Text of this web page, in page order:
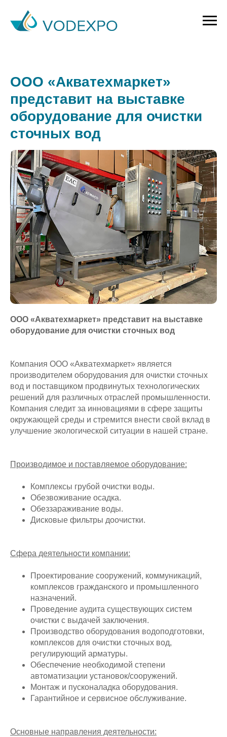
ООО «Акватехмаркет»
представит на выставке
оборудование для очистки
сточных вод
ООО «Акватехмаркет» представит на выставке
оборудование для очистки сточных вод
Компания ООО «Акватехмаркет» является
производителем оборудования для очистки сточных
вод и поставщиком продвинутых технологических
решений для различных отраслей промышленности.
Компания следит за инновациями в сфере защиты
окружающей среды и стремится внести свой вклад в
улучшение экологической ситуации в нашей стране.
Производимое и поставляемое оборудование:
Комплексы грубой очистки воды.
Обезвоживание осадка.
Обеззараживание воды.
Дисковые фильтры доочистки.
Сфера деятельности компании:
Проектирование сооружений, коммуникаций,
комплексов гражданского и промышленного
назначений.
Проведение аудита существующих систем
очистки с выдачей заключения.
Производство оборудования водоподготовки,
комплексов для очистки сточных вод,
регулирующий арматуры.
Обеспечение необходимой степени
автоматизации установок/сооружений.
Монтаж и пусконаладка оборудования.
Гарантийное и сервисное обслуживание.
Основные направления деятельности: